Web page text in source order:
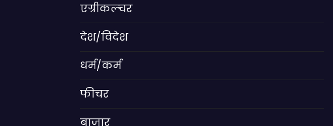
एग्रीकल्चर
देश/विदेश
धर्म/कर्म
फीचर
बाजार